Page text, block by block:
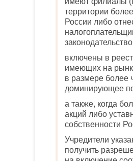
территории
России либо
включены в
имеющих на
в размере более
доминирующее
а также, когда
акций либо
собственности
Учредители
получить